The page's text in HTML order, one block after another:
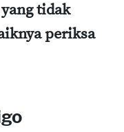
tidak
periksa